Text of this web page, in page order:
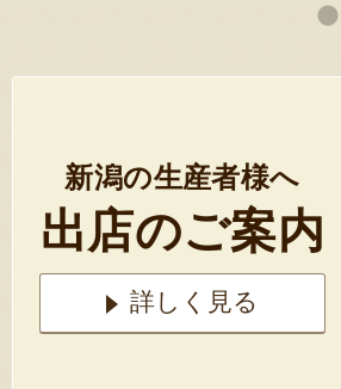
新潟の生産者様へ
出店のご案内
詳しく見る